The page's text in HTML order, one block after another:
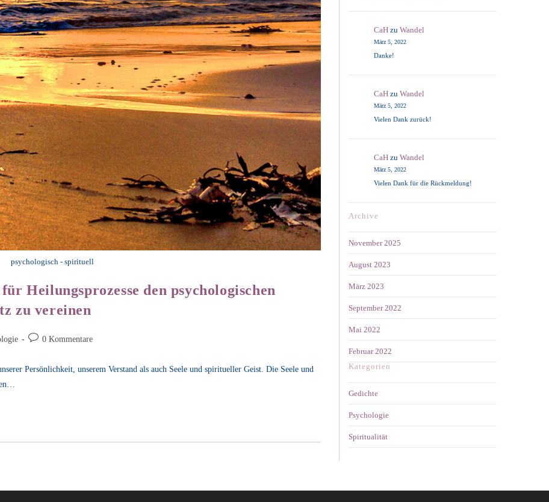
psychologisch - spirituell
Heilungsprozesse den psychologischen
zu vereinen
Beitrags-0 Kommentare
Persönlichkeit, unserem Verstand als auch Seele und spiritueller Geist. Die Seele und
CaH zuWandel
März 5, 2022
Danke!
CaH zuWandel
März 5, 2022
Vielen Dank zurück!
CaH zuWandel
März 5, 2022
Vielen Dank für die Rückmeldung!
Archive
November 2025
August 2023
März 2023
September 2022
Mai 2022
Februar 2022
Kategorien
Gedichte
Psychologie
Spiritualität